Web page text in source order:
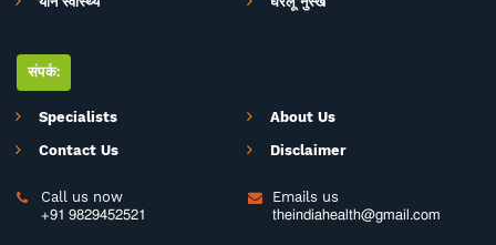
संपर्क:
Specialists
About Us
Contact Us
Disclaimer
 Call us now
+91 9829452521
 Emails us
theindiahealth@gmail.com